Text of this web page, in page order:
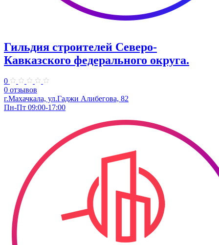
Гильдия строителей Северо-
Кавказского федерального округа.
0
0 отзывов
г.Махачкала, ул.Гаджи Алибегова, 82
Пн-Пт 09:00-17:00